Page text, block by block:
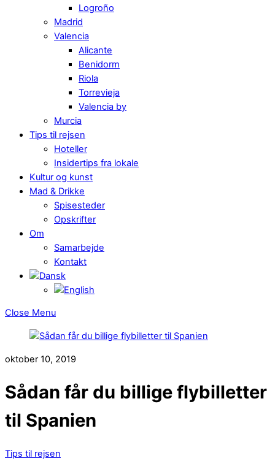
Logroño
Madrid
Valencia
Alicante
Benidorm
Riola
Torrevieja
Valencia by
Murcia
Tips til rejsen
Hoteller
Insidertips fra lokale
Kultur og kunst
Mad & Drikke
Spisesteder
Opskrifter
Om
Samarbejde
Kontakt
Close Menu
oktober 10, 2019
Sådan får du billige flybilletter
til Spanien
Tips til rejsen